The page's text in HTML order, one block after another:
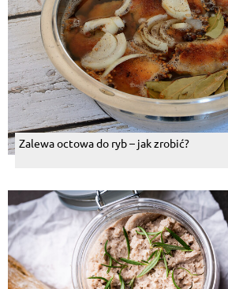
Zalewa octowa do ryb – jak zrobić?